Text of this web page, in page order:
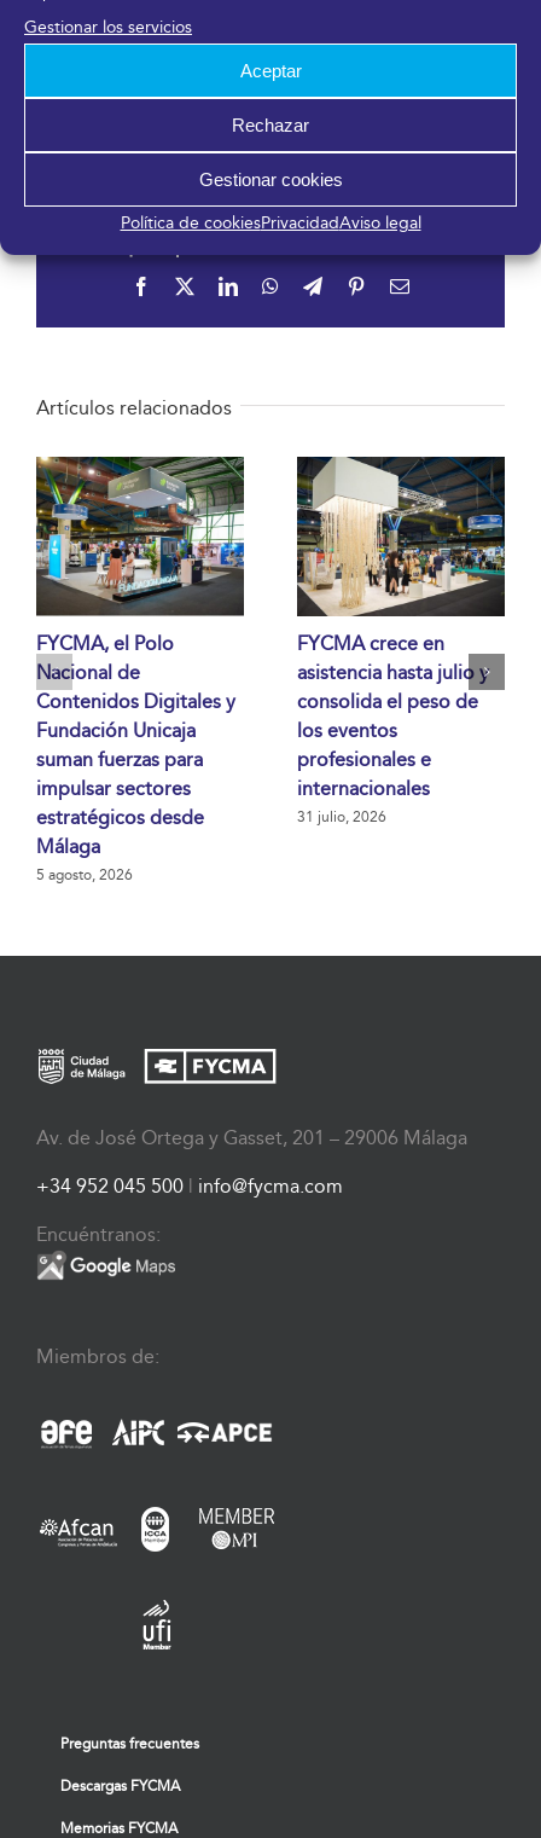
Gestionar los servicios
Aceptar
Rechazar
Gestionar cookies
Política de cookiesPrivacidadAviso legal
DESCARGAR EN PDF
Facebook LinkedInWhatsApp
TelegramPinterestCorreo
Artículos relacionados
FYCMA, el Polo
Nacional de
Contenidos Digitales y
Fundación Unicaja
suman fuerzas para
impulsar sectores
estratégicos desde
Málaga
5 agosto, 2026
FYCMA crece en
asistencia hasta julio y
consolida el peso de
los eventos
profesionales e
internacionales
31 julio, 2026
Av. de José Ortega y Gasset, 201 – 29006 Málaga
+34 952 045 500 info@fycma.com
Encuéntranos:
Miembros de:
Preguntas frecuentes
Descargas FYCMA
Memorias FYCMA